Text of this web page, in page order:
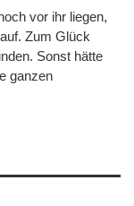
vor ihr liegen,
Zum Glück
Sonst hätte
ganzen